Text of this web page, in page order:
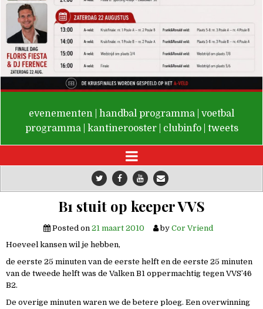
De Valken
evenementen handbal programma
voetbal
programma
kantinerooster clubinfo tweets
B1 stuit op keeper VVS
Posted on 21 maart 2010 by Cor Vriend
Hoeveel kansen wil je hebben,
de eerste 25 minuten van de eerste helft en de eerste 25 minuten
van de tweede helft was de Valken B1 oppermachtig tegen VVS’46
B2.
De overige minuten waren we de betere ploeg. Een overwinning